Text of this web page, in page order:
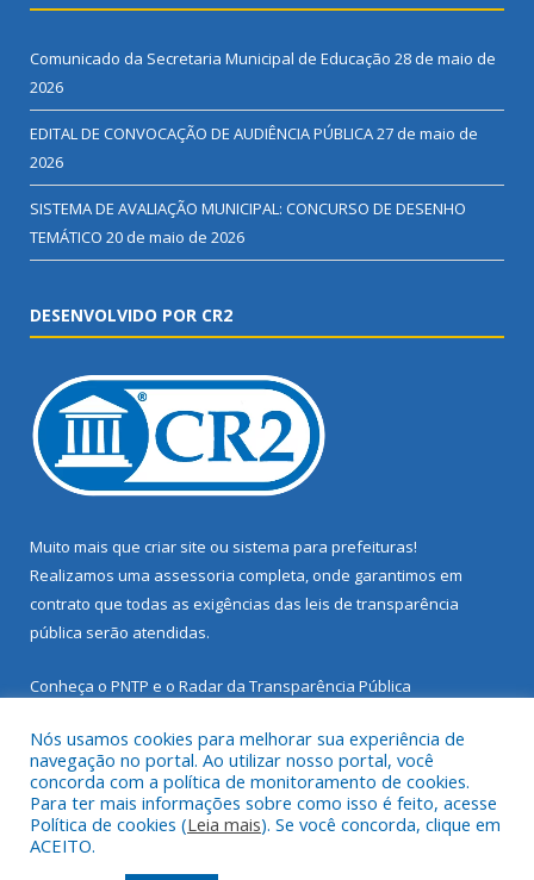
Comunicado da Secretaria Municipal de Educação 28 de maio de
2026
EDITAL DE CONVOCAÇÃO DE AUDIÊNCIA PÚBLICA27 de maio de
2026
SISTEMA DE AVALIAÇÃO MUNICIPAL: CONCURSO DE DESENHO
TEMÁTICO 20 de maio de 2026
DESENVOLVIDO POR CR2
Muito mais que criar site ou sistema para prefeituras!
Realizamos uma assessoria completa, onde garantimos em
contrato que todas as exigências das leis de transparência
pública serão atendidas.
Conheça o PNTP e o Radar da Transparência Pública
Todos os direitos reservados a Prefeitura Municipal de Santarém
Novo.
Nós usamos cookies para melhorar sua experiência de
navegação no portal. Ao utilizar nosso portal, você
concorda com a política de monitoramento de cookies.
Para ter mais informações sobre como isso é feito, acesse
Política de cookies (Leia mais). Se você concorda, clique em
ACEITO.